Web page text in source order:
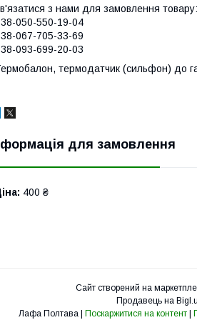
з нами для замовлення товару:
050-550-19-04
067-705-33-69
093-699-20-03
термодатчик (сильфон) до
для замовлення
400 ₴
Сайт створений на
Продавець на
Лафа Полтава | Поскаржитися на контент |